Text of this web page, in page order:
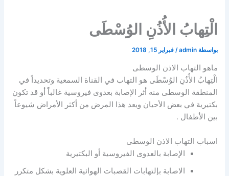
الْتِهابُ الأُذُنِ الوُسْطَى
بواسطة admin
/فبراير 15, 2018
ماهو التهاب الاذن الوسطى
الْتِهابُ الأُذُنِ الوُسْطَى هو التهاب في القناة السمعية وتحديداً في
المنطقة الوسطى منه أثر الإصابة بعدوى فيروسية غالباً أو قد تكون
بكتيرية في بعض الأحيان ويعد هذا المرض من أكثر الأمراض شيوعاً
بين الأطفال .
اسباب التهاب الاذن الوسطى
الإصابة بالعدوى الفيروسية أو البكتيرية
الاصابة بإلتهابات القصبات الهوائية العلوية بشكل متكرر